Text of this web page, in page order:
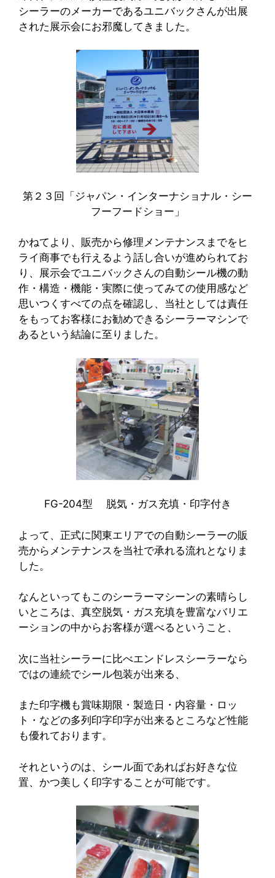
シーラーのメーカーであるユニバックさんが出展
された展示会にお邪魔してきました。
第２３回「ジャパン・インターナショナル・シー
フーフードショー」
かねてより、販売から修理メンテナンスまでをヒ
ライ商事でも行えるよう話し合いが進められてお
り、展示会でユニバックさんの自動シール機の動
作・構造・機能・実際に使ってみての使用感など
思いつくすべての点を確認し、当社としては責任
をもってお客様にお勧めできるシーラーマシンで
あるという結論に至りました。
FG-204型 脱気・ガス充填・印字付き
よって、正式に関東エリアでの自動シーラーの販
売からメンテナンスを当社で承れる流れとなりま
した。
なんといってもこのシーラーマシーンの素晴らし
いところは、真空脱気・ガス充填を豊富なバリエ
ーションの中からお客様が選べるということ、
次に当社シーラーに比べエンドレスシーラーなら
ではの連続でシール包装が出来る、
また印字機も賞味期限・製造日・内容量・ロッ
ト・などの多列印字印字が出来るところなど性能
も優れております。
それというのは、シール面であればお好きな位
置、かつ美しく印字することが可能です。